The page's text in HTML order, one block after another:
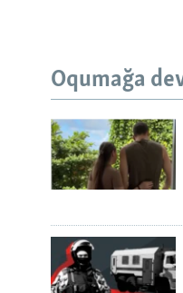
Oqumağa